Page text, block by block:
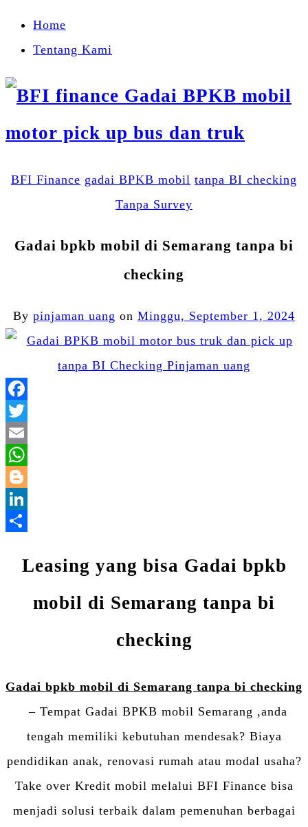
Home
Tentang Kami
BFI Finance gadai BPKB mobil tanpa BI checking
Tanpa Survey
Gadai bpkb mobil di Semarang tanpa bi
checking
By pinjaman uang on Minggu, September 1, 2024
Leasing yang bisa Gadai bpkb
mobil di Semarang tanpa bi
checking
Gadai bpkb mobil di Semarang tanpa bi checking
– Tempat Gadai BPKB mobil Semarang ,anda
tengah memiliki kebutuhan mendesak? Biaya
pendidikan anak, renovasi rumah atau modal usaha?
Take over Kredit mobil melalui BFI Finance bisa
menjadi solusi terbaik dalam pemenuhan berbagai